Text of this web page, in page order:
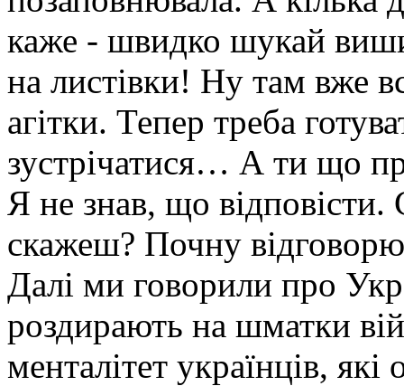
каже - швидко шукай
на листівки! Ну там вже
агітки. Тепер треба
зустрічатися… А ти що
Я не знав, що
скажеш? Почну
Далі ми говорили про
роздирають на шматки
менталітет українців,